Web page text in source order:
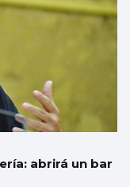
abrirá un bar